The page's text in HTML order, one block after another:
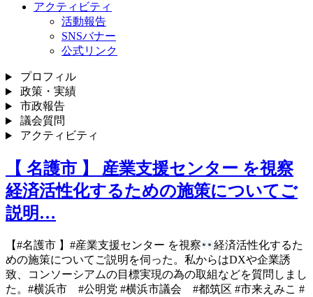
アクティビティ
活動報告
SNSバナー
公式リンク
プロフィル
政策・実績
市政報告
議会質問
アクティビティ
【 名護市 】 産業支援センター を視察
経済活性化するための施策についてご
説明…
【#名護市 】 #産業支援センター を視察
経済活性化するた
めの施策について ご説明を伺った。 私からはDXや企業誘
致、コンソーシアムの目標実現の為の取組などを質問しまし
た。 #横浜市 #公明党 #横浜市議会 #都筑区 #市来えみこ #